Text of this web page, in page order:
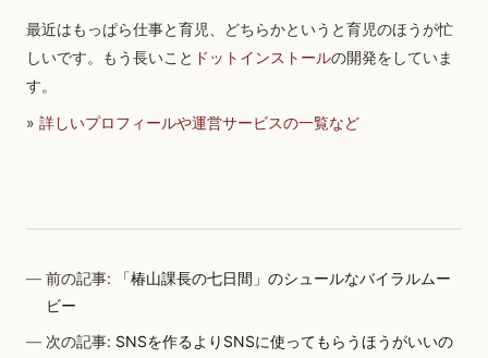
最近はもっぱら仕事と育児、どちらかというと育児のほうが忙
しいです。もう長いこと ドットインストールの開発をしていま
す。
» 詳しいプロフィールや運営サービスの一覧など
前の記事:
「椿山課長の七日間」のシュールなバイラルムー
ビー
次の記事: SNSを作るよりSNSに使ってもらうほうがいいの